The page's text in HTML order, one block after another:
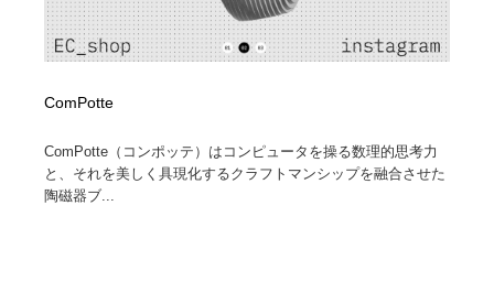
ComPotte
ComPotte（コンポッテ）はコンピュータを操る数理的思考力
と、それを美しく具現化するクラフトマンシップを融合させた
陶磁器ブ...